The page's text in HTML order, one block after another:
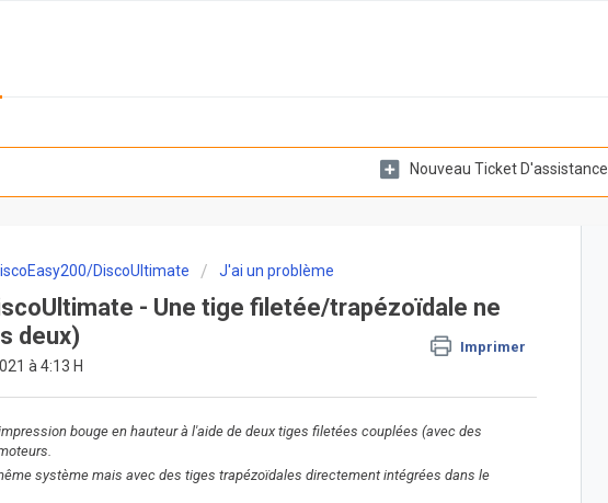
Nouveau Ticket D'assistance
DiscoUltimate J'ai un problème
- Une tige filetée/trapézoïdale ne
deux)
Imprimer
à 4:13 H
bouge en hauteur à l'aide de deux tiges filetées couplées (avec des
système mais avec des tiges trapézoïdales directement intégrées dans le